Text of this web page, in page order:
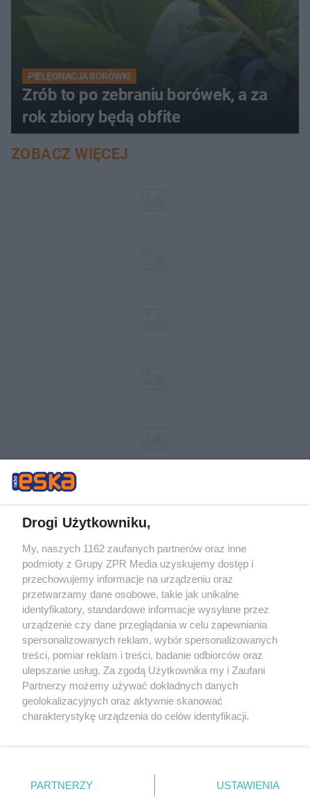
PIELĘGNACJA BORÓWKI
Zrób to po zebraniu borówek, a za
rok zbiory będą obfite
ZOBACZ WIĘCEJ
Żaden utwór zamieszczony w serwisie nie może być powielany i
rozpowszechniany lub dalej rozpowszechniany w jakikolwiek sposób (w
tym także elektroniczny lub mechaniczny) na jakimkolwiek polu
eksploatacji w jakiejkolwiek formie, włącznie z umieszczaniem w
Internecie bez pisemnej zgody właściciela praw. Jakiekolwiek użycie lub
wykorzystanie utworów w całości lub w części z naruszeniem prawa,
tzn. bez właściwej zgody, jest zabronione pod groźbą kary i może być
ścigane prawnie.
Drogi Użytkowniku,
My, naszych 1162 zaufanych partnerów oraz inne
podmioty z Grupy ZPR Media uzyskujemy dostęp i
przechowujemy informacje na urządzeniu oraz
przetwarzamy dane osobowe, takie jak unikalne
identyfikatory, standardowe informacje wysyłane przez
urządzenie czy dane przeglądania w celu zapewniania
spersonalizowanych reklam, wybór spersonalizowanych
treści, pomiar reklam i treści, badanie odbiorców oraz
ulepszanie usług. Za zgodą Użytkownika my i Zaufani
Partnerzy możemy używać dokładnych danych
geolokalizacyjnych oraz aktywnie skanować
charakterystykę urządzenia do celów identyfikacji.
zmienić/wycofać klikając przycisk ustawień prywatności
znajdujący się w lewym dolnym rogu strony
PARTNERZY USTAWIENIA